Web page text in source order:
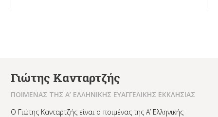
Γιώτης Κανταρτζής
ΠΟΙΜΕΝΑΣ ΤΗΣ Α’ ΕΛΛΗΝΙΚΗΣ ΕΥΑΓΓΕΛΙΚΗΣ ΕΚΚΛΗΣΙΑΣ
Ο Γιώτης Κανταρτζής είναι ο ποιμένας της Α’ Ελληνικής